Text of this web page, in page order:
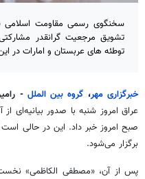
سخنگوی رسمی مقاومت اسلامی
تشویق مرجعیت گرانقدر
توطئه های عربستان و امارات در
خبرگزاری مهر، گروه بینالملل -
عراق امروز شنبه با صدور بیانیه‌ای
صبح امروز خبر داد. این در حالی است
برگزار می‌شود.
پس از آن، «مصطفی الکاظمی»